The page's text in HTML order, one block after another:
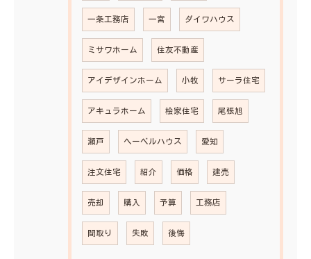
一条工務店 一宮 ダイワハウス
ミサワホーム 住友不動産
アイデザインホーム 小牧 サーラ住宅
アキュラホーム 桧家住宅 尾張旭
瀬戸 ヘーベルハウス 愛知
注文住宅 紹介 価格 建売
売却 購入 予算 工務店
間取り 失敗 後悔